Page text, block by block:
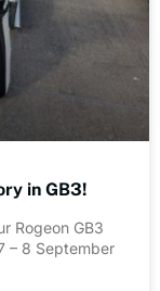
in GB3!
Rogeon GB3
– 8 September